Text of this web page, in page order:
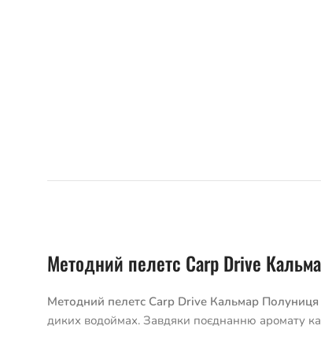
Методний пелетс Carp Drive
Методний пелетс Carp Drive Кальмар Полуниця
диких водоймах. Завдяки поєднанню аромату